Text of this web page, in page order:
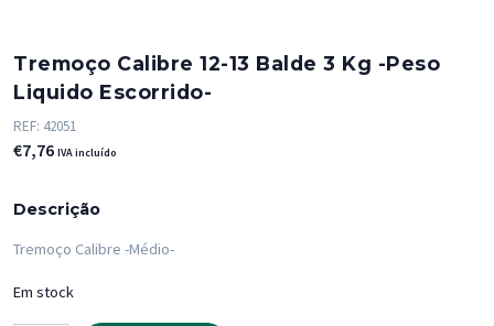
Tremoço Calibre 12-13 Balde 3 Kg -Peso
Liquido Escorrido-
REF: 42051
€7,76 IVA incluído
Descrição
Tremoço Calibre -Médio-
Em stock